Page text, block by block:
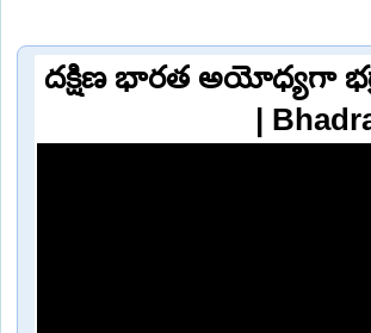
దక్షిణ భారత అయోధ్యగా
|